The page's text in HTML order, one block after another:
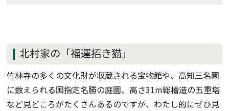
北村家の「福運招き猫」
竹林寺の多くの文化財が収蔵される宝物館や、高知三名園
に数えられる国指定名勝の庭園、高さ31m総檜造の五重塔
など見どころがたくさんあるのですが、わたし的にぜひ見